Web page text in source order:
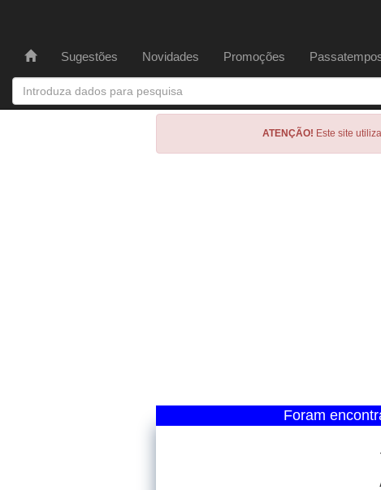
Sugestões Novidades Promoções
ATENÇÃO! Este site
Foram